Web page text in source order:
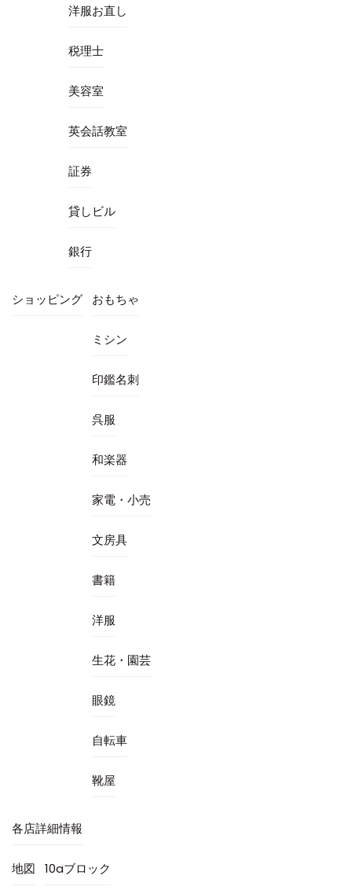
洋服お直し
税理士
美容室
英会話教室
証券
貸しビル
銀行
ショッピング おもちゃ
ミシン
印鑑名刺
呉服
和楽器
家電・小売
文房具
書籍
洋服
生花・園芸
眼鏡
自転車
靴屋
各店詳細情報
地図 10aブロック